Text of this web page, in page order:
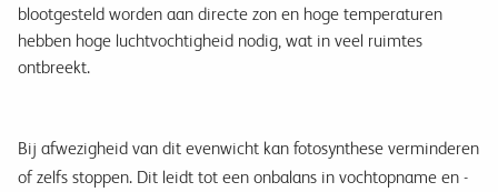
blootgesteld worden aan directe zon en hoge temperaturen
hebben hoge luchtvochtigheid nodig, wat in veel ruimtes
ontbreekt.
Bij afwezigheid van dit evenwicht kan fotosynthese verminderen
of zelfs stoppen. Dit leidt tot een onbalans in vochtopname en -